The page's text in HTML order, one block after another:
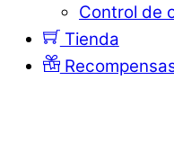
Control de
Tienda